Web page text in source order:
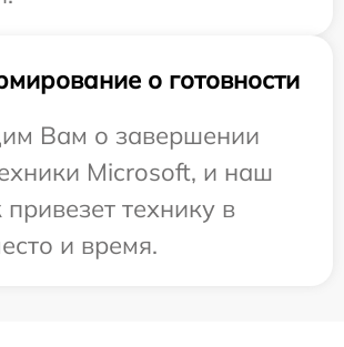
о готовности
Вам о завершении
Microsoft, и наш
технику в
и время.